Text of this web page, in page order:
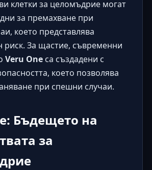
клетки за целомъдрие могат
за премахване при
което представлява
риск. За щастие, съвременни
Veru Oneса създадени с
което позволява
при спешни случаи.
Бъдещето на
за